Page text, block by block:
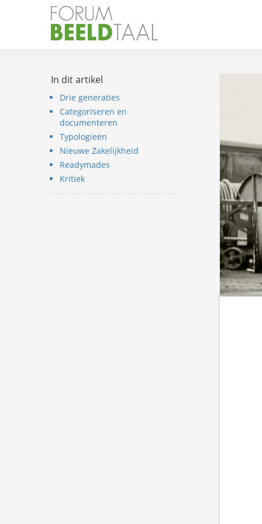
In dit artikel
Drie generaties
Categoriseren en
documenteren
Typologieën
Nieuwe Zakelijkheid
Readymades
Kritiek